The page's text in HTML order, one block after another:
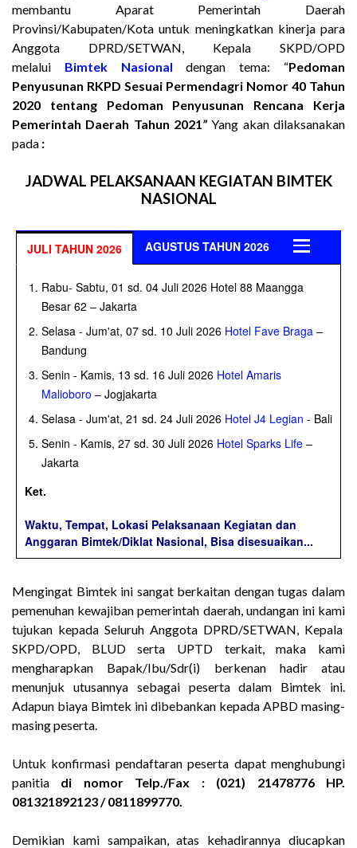
membantu Aparat Pemerintah Daerah
Provinsi/Kabupaten/Kota untuk meningkatkan kinerja para
Anggota DPRD/SETWAN, Kepala SKPD/OPD
melalui Bimtek Nasional dengan tema: “Pedoman
Penyusunan RKPD Sesuai Permendagri Nomor 40 Tahun
2020 tentang Pedoman Penyusunan Rencana Kerja
Pemerintah Daerah Tahun 2021 ” Yang akan dilaksanakan
pada :
JADWAL PELAKSANAAN KEGIATAN BIMTEK
NASIONAL
JULI TAHUN 2026 AGUSTUS TAHUN 2026
Rabu- Sabtu, 01 sd. 04 Juli 2026 Hotel 88 Maangga
Besar 62 – Jakarta
Selasa - Jum'at, 07 sd. 10 Juli 2026 Hotel Fave Braga –
Bandung
Senin - Kamis, 13 sd. 16 Juli 2026 Hotel Amaris
Malioboro – Jogjakarta
Selasa - Jum'at, 21 sd. 24 Juli 2026 Hotel J4 Legian - Bali
Senin - Kamis, 27 sd. 30 Juli 2026 Hotel Sparks Life –
Jakarta
Ket.
Waktu, Tempat, Lokasi Pelaksanaan Kegiatan dan
Anggaran Bimtek/Diklat Nasional, Bisa disesuaikan...
Mengingat Bimtek ini sangat berkaitan dengan tugas dalam
pemenuhan kewajiban pemerintah daerah, undangan ini kami
tujukan kepada Seluruh Anggota DPRD/SETWAN, Kepala
SKPD/OPD, BLUD serta UPTD terkait, maka kami
mengharapkan Bapak/Ibu/Sdr(i) berkenan hadir atau
menunjuk utusannya sebagai peserta dalam Bimtek ini.
Adapun biaya Bimtek ini dibebankan kepada APBD masing-
masing peserta.
Untuk konfirmasi pendaftaran peserta dapat menghubungi
panitia di nomor Telp./Fax : (021) 21478776 HP.
081321892123 / 0811899770.
Demikian kami sampaikan, atas kehadirannya diucapkan